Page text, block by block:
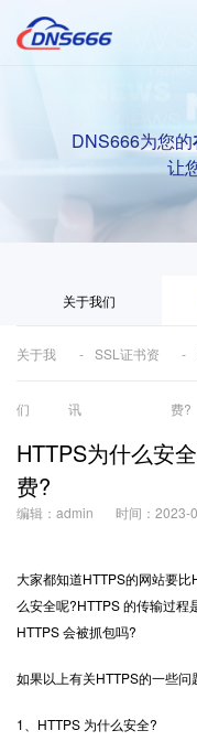
DNS666为您的
让
关于我们
关于我
们
SSL证书资
讯 费?
HTTPS为什么安
费?
编辑：admin 时间：2023-
大家都知道HTTPS的网站要比
么安全呢?HTTPS 的传输过程
HTTPS 会被抓包吗?
如果以上有关HTTPS的一些问
1、HTTPS 为什么安全?